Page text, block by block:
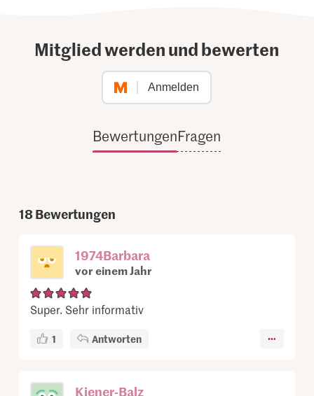
Mitglied werden und bewerten
Anmelden
BewertungenFragen
18Bewertungen
1974Barbara
vor einem Jahr
Super. Sehr informativ
1 Antworten
Kiener-Balz